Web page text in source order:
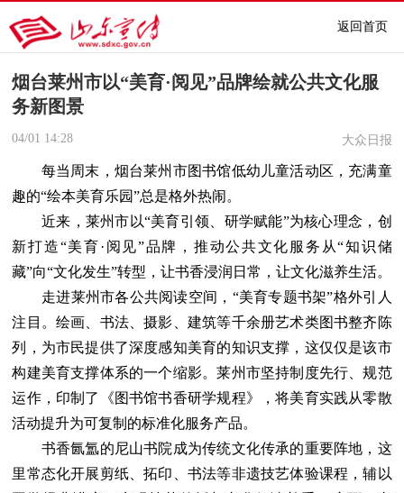
返回首页
烟台莱州市以“美育·阅见”品牌绘就公共文化服
务新图景
04/01 14:28 大众日报
每当周末，烟台莱州市图书馆低幼儿童活动区，充满童
趣的“绘本美育乐园”总是格外热闹。
近来，莱州市以“美育引领、研学赋能”为核心理念，创
新打造“美育·阅见”品牌，推动公共文化服务从“知识储
藏”向“文化发生”转型，让书香浸润日常，让文化滋养生活。
走进莱州市各公共阅读空间，“美育专题书架”格外引人
注目。绘画、书法、摄影、建筑等千余册艺术类图书整齐陈
列，为市民提供了深度感知美育的知识支撑，这仅仅是该市
构建美育支撑体系的一个缩影。莱州市坚持制度先行、规范
运作，印制了《图书馆书香研学规程》，将美育实践从零散
活动提升为可复制的标准化服务产品。
书香氤氲的尼山书院成为传统文化传承的重要阵地，这
里常态化开展剪纸、拓印、书法等非遗技艺体验课程，辅以